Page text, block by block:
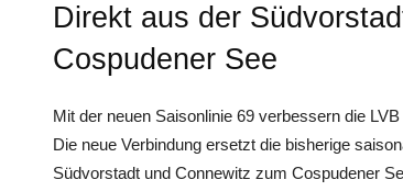
Direkt aus der
Cospudener See
Mit der neuen Saisonlinie 69 verbessern die
Die neue Verbindung ersetzt die bisherige
Südvorstadt und Connewitz zum Cospudener